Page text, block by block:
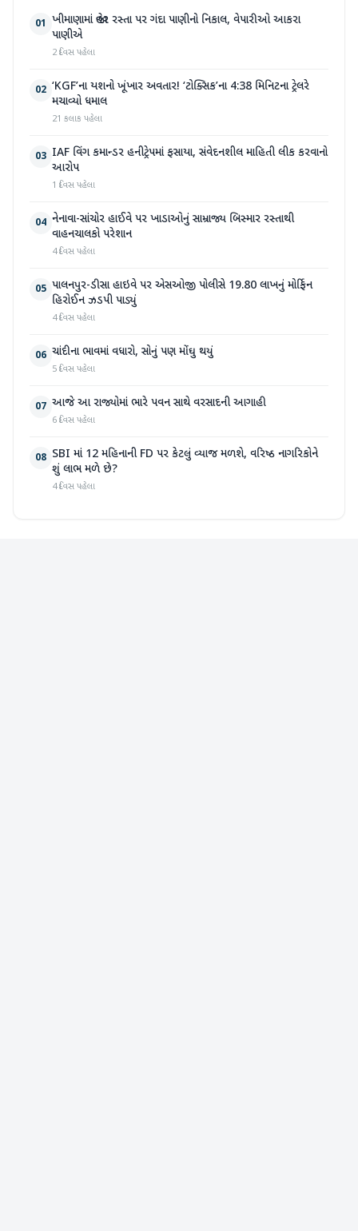
01 ખીમાણામાં જાહેર રસ્તા પર ગંદા પાણીનો નિકાલ, વેપારીઓ આકરા
પાણીએ
2 દિવસ પહેલા
02 ‘KGF’ના યશનો ખૂંખાર અવતાર! ‘ટોક્સિક’ના 4:38 મિનિટના ટ્રેલરે
મચાવ્યો ધમાલ
21 કલાક પહેલા
03 IAF વિંગ કમાન્ડર હનીટ્રેપમાં ફસાયા, સંવેદનશીલ માહિતી લીક કરવાનો
આરોપ
1 દિવસ પહેલા
04 નેનાવા-સાંચોર હાઈવે પર ખાડાઓનું સામ્રાજ્ય બિસ્માર રસ્તાથી
વાહનચાલકો પરેશાન
4 દિવસ પહેલા
05 પાલનપુર-ડીસા હાઇવે પર એસઓજી પોલીસે 19.80 લાખનું મોર્ફિન
હિરોઈન ઝડપી પાડ્યું
4 દિવસ પહેલા
06 ચાંદીના ભાવમાં વધારો, સોનું પણ મોંઘુ થયું
5 દિવસ પહેલા
07 આજે આ રાજ્યોમાં ભારે પવન સાથે વરસાદની આગાહી
6 દિવસ પહેલા
08 SBI માં 12 મહિનાની FD પર કેટલું વ્યાજ મળશે, વરિષ્ઠ નાગરિકોને
શું લાભ મળે છે?
4 દિવસ પહેલા